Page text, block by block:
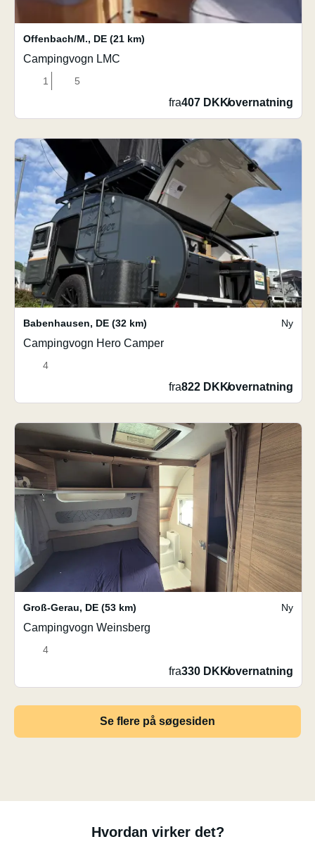
Offenbach/M., DE (21 km)
Campingvogn LMC
1 5
fra407 DKK/overnatning
Babenhausen, DE (32 km) Ny
Campingvogn Hero Camper
4
fra822 DKK/overnatning
Groß-Gerau, DE (53 km) Ny
Campingvogn Weinsberg
4
fra330 DKK/overnatning
Se flere på søgesiden
Hvordan virker det?